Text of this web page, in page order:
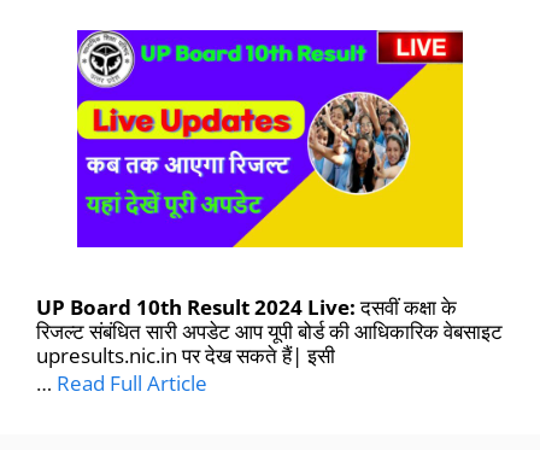
UP Board 10th Result 2024 Live:दसवीं कक्षा के
रिजल्ट संबंधित सारी अपडेट आप यूपी बोर्ड की आधिकारिक वेबसाइट
upresults.nic.in पर देख सकते हैं| इसी
… Read Full Article